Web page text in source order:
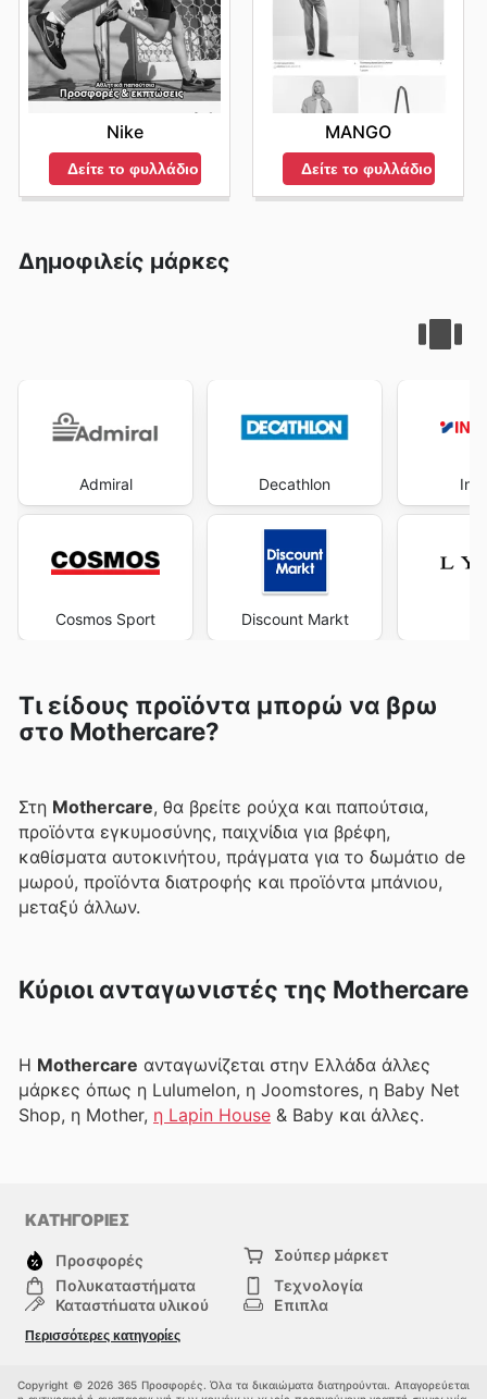
Nike
Δείτε το φυλλάδιο
MANGO
Δείτε το φυλλάδιο
Δημοφιλείς μάρκες
Admiral
Cosmos Sport
Decathlon
Discount Markt
Τι είδους προϊόντα μπορώ να βρω
στο Mothercare?
Στη Mothercare, θα βρείτε ρούχα και παπούτσια,
προϊόντα εγκυμοσύνης, παιχνίδια για βρέφη,
καθίσματα αυτοκινήτου, πράγματα για το δωμάτιο de
μωρού, προϊόντα διατροφής και προϊόντα μπάνιου,
μεταξύ άλλων.
Κύριοι ανταγωνιστές της Mothercare
Η Mothercare ανταγωνίζεται στην Ελλάδα άλλες
μάρκες όπως η Lulumelon, η Joomstores, η Baby Net
Shop, η Mother, η Lapin House & Baby και άλλες.
ΚΑΤΗΓΟΡΙΕΣ
Προσφορές
Σούπερ μάρκετ
Πολυκαταστήματα
Τεχνολογία
Καταστήματα υλικού
Επιπλα
μόδα
Σπορ
Περισσότερες κατηγορίες
Copyright © 2026 365 Προσφορές. Όλα τα δικαιώματα διατηρούνται. Απαγορεύεται